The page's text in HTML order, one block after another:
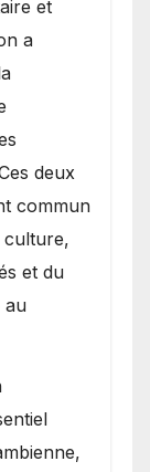
et
a
deux
commun
culture,
et du
au